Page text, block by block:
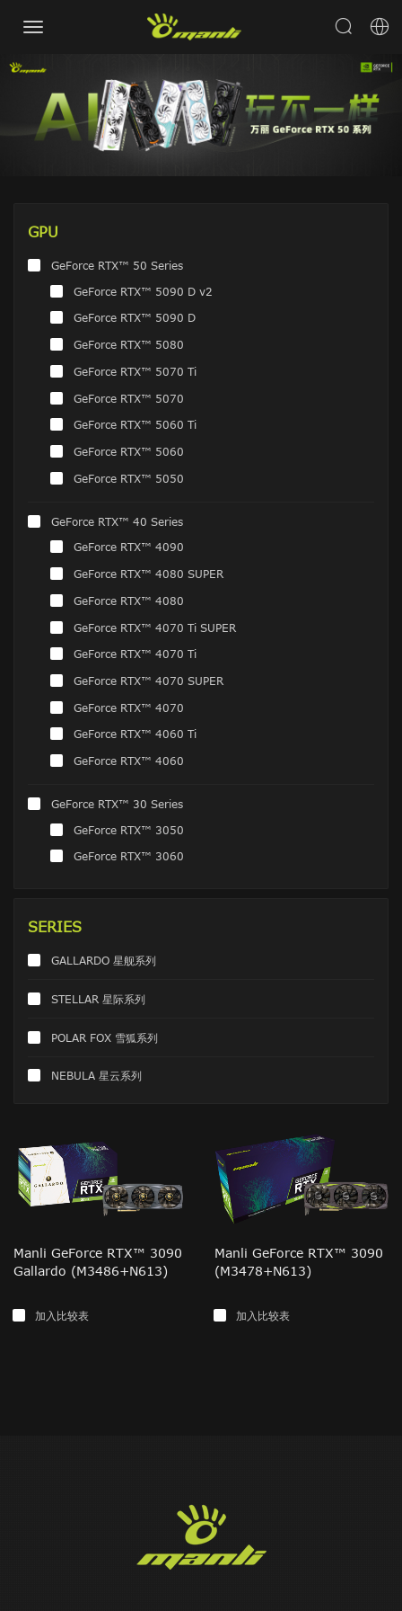
GPU
GeForce RTX™ 50 Series
GeForce RTX™ 5090 D v2
GeForce RTX™ 5090 D
GeForce RTX™ 5080
GeForce RTX™ 5070 Ti
GeForce RTX™ 5070
GeForce RTX™ 5060 Ti
GeForce RTX™ 5060
GeForce RTX™ 5050
GeForce RTX™ 40 Series
GeForce RTX™ 4090
GeForce RTX™ 4080 SUPER
GeForce RTX™ 4080
GeForce RTX™ 4070 Ti SUPER
GeForce RTX™ 4070 Ti
GeForce RTX™ 4070 SUPER
GeForce RTX™ 4070
GeForce RTX™ 4060 Ti
GeForce RTX™ 4060
GeForce RTX™ 30 Series
GeForce RTX™ 3050
GeForce RTX™ 3060
SERIES
GALLARDO 星舰系列
STELLAR 星际系列
POLAR FOX 雪狐系列
NEBULA 星云系列
Manli GeForce RTX™ 3090
Gallardo (M3486+N613)
加入比较表
Manli GeForce RTX™ 3090
(M3478+N613)
加入比较表